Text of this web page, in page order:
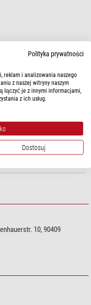
10, 90409
Polityka prywatności
reklam i analizowania naszego
z naszej witryny naszym
łączyć je z innymi informacjami,
z ich usług.
Dostosuj